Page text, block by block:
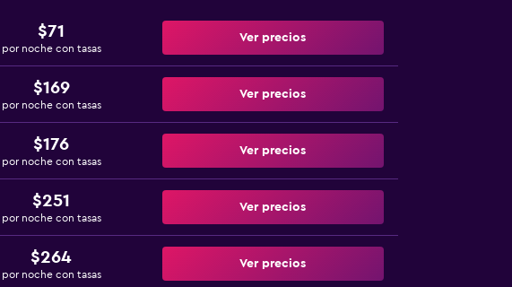
$71
por noche con tasas
Ver precios
$169
por noche con tasas
Ver precios
$176
por noche con tasas
Ver precios
$251
por noche con tasas
Ver precios
$264
por noche con tasas
Ver precios